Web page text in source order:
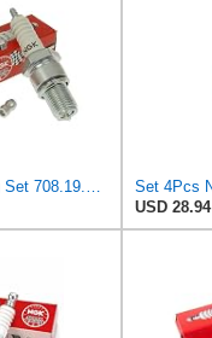
USD 28.94